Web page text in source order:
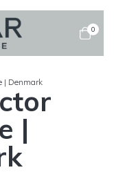
0
| Denmark
|